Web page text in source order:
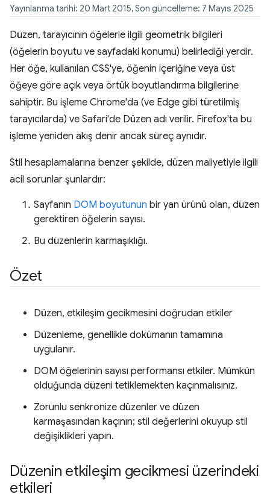
Yayınlanma tarihi: 20 Mart 2015, Son güncelleme: 7 Mayıs 2025
Düzen, tarayıcının öğelerle ilgili geometrik bilgileri
(öğelerin boyutu ve sayfadaki konumu) belirlediği yerdir.
Her öğe, kullanılan CSS'ye, öğenin içeriğine veya üst
öğeye göre açık veya örtük boyutlandırma bilgilerine
sahiptir. Bu işleme Chrome'da (ve Edge gibi türetilmiş
tarayıcılarda) ve Safari'de Düzen adı verilir. Firefox'ta bu
işleme yeniden akış denir ancak süreç aynıdır.
Stil hesaplamalarına benzer şekilde, düzen maliyetiyle ilgili
acil sorunlar şunlardır:
Sayfanın DOM boyutunun bir yan ürünü olan, düzen
gerektiren öğelerin sayısı.
Bu düzenlerin karmaşıklığı.
Özet
Düzen, etkileşim gecikmesini doğrudan etkiler
Düzenleme, genellikle dokümanın tamamına
uygulanır.
DOM öğelerinin sayısı performansı etkiler. Mümkün
olduğunda düzeni tetiklemekten kaçınmalısınız.
Zorunlu senkronize düzenler ve düzen
karmaşasından kaçının; stil değerlerini okuyup stil
değişiklikleri yapın.
Düzenin etkileşim gecikmesi üzerindeki
etkileri